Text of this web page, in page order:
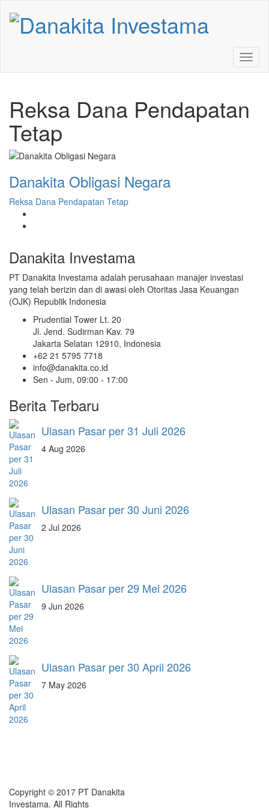
Reksa Dana Pendapatan
Tetap
Danakita Obligasi Negara
Reksa Dana Pendapatan Tetap
Danakita Investama
PT Danakita Investama adalah perusahaan manajer investasi
yang telah berizin dan di awasi oleh Otoritas Jasa Keuangan
(OJK) Republik Indonesia
Prudential Tower Lt. 20
Jl. Jend. Sudirman Kav. 79
Jakarta Selatan 12910, Indonesia
+62 21 5795 7718
info@danakita.co.id
Sen - Jum, 09:00 - 17:00
Berita Terbaru
Ulasan Pasar per 31 Juli 2026
4 Aug 2026
Ulasan Pasar per 30 Juni 2026
2 Jul 2026
Ulasan Pasar per 29 Mei 2026
9 Jun 2026
Ulasan Pasar per 30 April 2026
7 May 2026
Copyright © 2017 PT Danakita
Investama. All Rights